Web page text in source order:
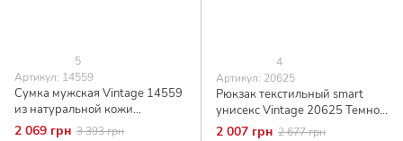
5
Артикул: 14559
Сумка мужская Vintage 14559
из натуральной кожи
Коричневая
2 069 грн 3 393 грн
4
Артикул: 20625
Рюкзак текстильный smart
унисекс Vintage 20625 Темно-
синий
2 007 грн 2 677 грн